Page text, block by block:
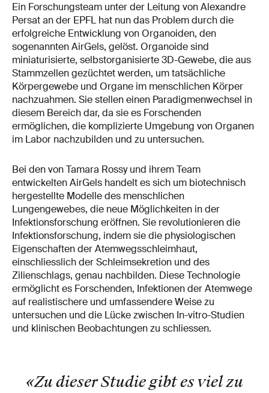
Ein Forschungsteam unter der Leitung von Alexandre
Persat an der EPFL hat nun das Problem durch die
erfolgreiche Entwicklung von Organoiden, den
sogenannten AirGels, gelöst. Organoide sind
miniaturisierte, selbstorganisierte 3D-Gewebe, die aus
Stammzellen gezüchtet werden, um tatsächliche
Körpergewebe und Organe im menschlichen Körper
nachzuahmen. Sie stellen einen Paradigmenwechsel in
diesem Bereich dar, da sie es Forschenden
ermöglichen, die komplizierte Umgebung von Organen
im Labor nachzubilden und zu untersuchen.
Bei den von Tamara Rossy und ihrem Team
entwickelten AirGels handelt es sich um biotechnisch
hergestellte Modelle des menschlichen
Lungengewebes, die neue Möglichkeiten in der
Infektionsforschung eröffnen. Sie revolutionieren die
Infektionsforschung, indem sie die physiologischen
Eigenschaften der Atemwegsschleimhaut,
einschliesslich der Schleimsekretion und des
Zilienschlags, genau nachbilden. Diese Technologie
ermöglicht es Forschenden, Infektionen der Atemwege
auf realistischere und umfassendere Weise zu
untersuchen und die Lücke zwischen In-vitro-Studien
und klinischen Beobachtungen zu schliessen.
«Zu dieser Studie gibt es viel zu